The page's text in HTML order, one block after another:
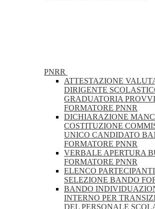
PNRR
ATTESTAZIONE
DIRIGENTE
GRADUATORIA
FORMATORE PNNR
DICHIARAZIONE
COSTITUZIONE
UNICO CANDIDATO
FORMATORE PNNR
VERBALE APERTURA
FORMATORE PNNR
ELENCO
SELEZIONE BANDO
BANDO
INTERNO PER
DEL PERSONALE